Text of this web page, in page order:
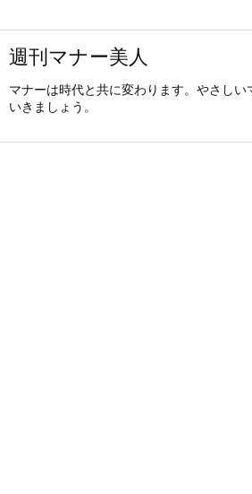
週刊マナー美人
マナーは時代と共に変わります。やさしい
いきましょう。